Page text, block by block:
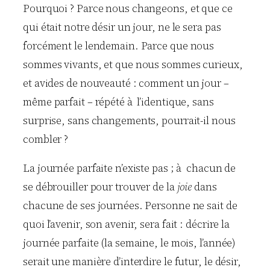
Pourquoi ? Parce nous changeons, et que ce
qui était notre désir un jour, ne le sera pas
forcément le lendemain. Parce que nous
sommes vivants, et que nous sommes curieux,
et avides de nouveauté : comment un jour –
même parfait – répété à l’identique, sans
surprise, sans changements, pourrait-il nous
combler ?
La journée parfaite n’existe pas ; à chacun de
se débrouiller pour trouver de la joiedans
chacune de ses journées. Personne ne sait de
quoi l’avenir, son avenir, sera fait : décrire la
journée parfaite (la semaine, le mois, l’année)
serait une manière d’interdire le futur, le désir,